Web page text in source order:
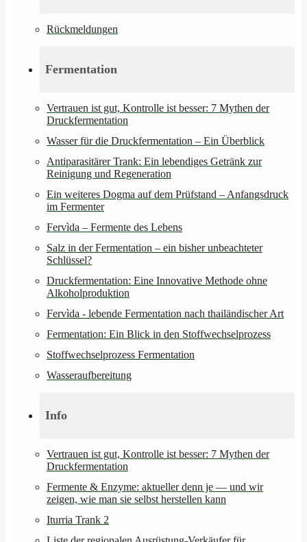
Rückmeldungen
Fermentation
Vertrauen ist gut, Kontrolle ist besser: 7 Mythen der
Druckfermentation
Wasser für die Druckfermentation – Ein Überblick
Antiparasitärer Trank: Ein lebendiges Getränk zur
Reinigung und Regeneration
Ein weiteres Dogma auf dem Prüfstand – Anfangsdruck
im Fermenter
Fervìda – Fermente des Lebens
Salz in der Fermentation – ein bisher unbeachteter
Schlüssel?
Druckfermentation: Eine Innovative Methode ohne
Alkoholproduktion
Fervìda - lebende Fermentation nach thailändischer Art
Fermentation: Ein Blick in den Stoffwechselprozess
Stoffwechselprozess Fermentation
Wasseraufbereitung
Info
Vertrauen ist gut, Kontrolle ist besser: 7 Mythen der
Druckfermentation
Fermente & Enzyme: aktueller denn je — und wir
zeigen, wie man sie selbst herstellen kann
Iturria Trank 2